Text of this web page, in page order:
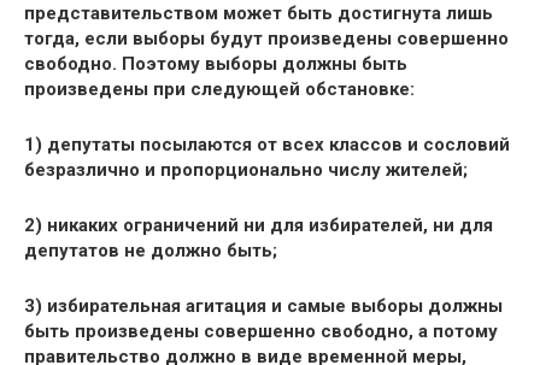
представительством может быть достигнута лишь
тогда, если выборы будут произведены совершенно
свободно. Поэтому выборы должны быть
произведены при следующей обстановке:
1) депутаты посылаются от всех классов и сословий
безразлично и пропорционально числу жителей;
2) никаких ограничений ни для избирателей, ни для
депутатов не должно быть;
3) избирательная агитация и самые выборы должны
быть произведены совершенно свободно, а потому
правительство должно в виде временной меры,